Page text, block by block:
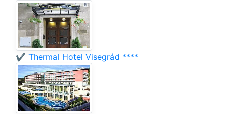
✔️ Thermal Hotel Visegrád ****